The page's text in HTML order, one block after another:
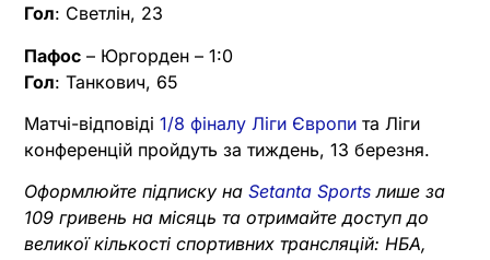
Гол: Светлін, 23
Пафос – Юргорден – 1:0
Гол: Танкович, 65
Матчі-відповіді 1/8 фіналу Ліги Європи та Ліги
конференцій пройдуть за тиждень, 13 березня.
Оформлюйте підписку на Setanta Sports лише за
109 гривень на місяць та отримайте доступ до
великої кількості спортивних трансляцій: НБА,